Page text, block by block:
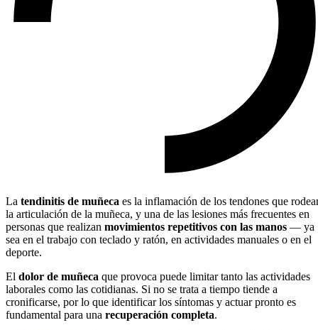
La tendinitis de muñeca es la inflamación de los tendones que
la articulación de la muñeca, y una de las lesiones más frecuentes en
personas que realizan movimientos repetitivos con las manos — ya
sea en el trabajo con teclado y ratón, en actividades manuales o en el
deporte.
El dolor de muñeca que provoca puede limitar tanto las actividades
laborales como las cotidianas. Si no se trata a tiempo tiende a
cronificarse, por lo que identificar los síntomas y actuar pronto es
fundamental para una recuperación completa.